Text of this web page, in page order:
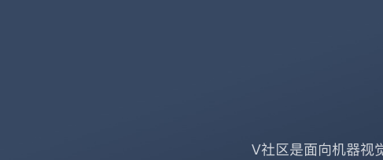
V社区是面向机器视